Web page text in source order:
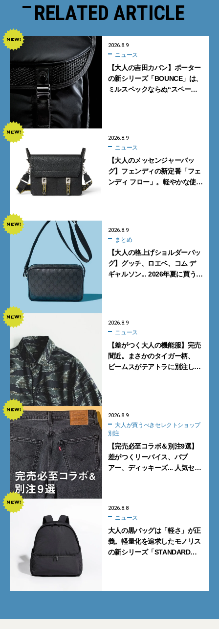
RELATED ARTICLE
2026.8.9
ニュース
【大人の吉田カバン】ポーター
の新シリーズ「BOUNCE」は、
ミルスペックならぬ“スペース
2026.8.9
ニュース
【大人のメッセンジャーバッ
グ】フェンディの新定番「フェ
ンディ フロー」。軽やかな使い
2026.8.9
まとめ
【大人の格上げショルダーバッ
グ】グッチ、ロエベ、コム デ
ギャルソン... 2026年夏に買うべ
2026.8.9
ニュース
【差がつく大人の機能服】完売
間近。まさかのタイガー柄、
ビームスがテアトラに別注した
2026.8.9
別注
【完売必至コラボ＆別注9選】
差がつくリーバイス、バブ
アー、ディッキーズ... 人気セレ
2026.8.8
ニュース
大人の黒バッグは「軽さ」が正
義。軽量化を追求したモノリス
の新シリーズ「STANDARD